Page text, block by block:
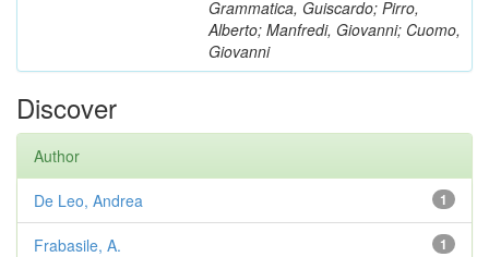
Grammatica, Guiscardo; Pirro,
Alberto; Manfredi, Giovanni; Cuomo,
Giovanni
Discover
Author
1
De Leo, Andrea
1
Frabasile, A.